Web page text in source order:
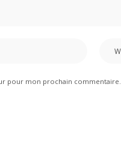
pour mon prochain commentaire.